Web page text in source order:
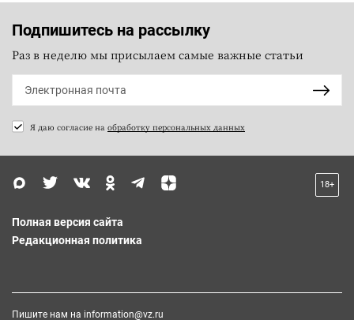
Подпишитесь на рассылку
Раз в неделю мы присылаем самые важные статьи
Я даю согласие на обработку персональных данных
18+
Полная версия сайта
Редакционная политика
Пишите нам на information@vz.ru